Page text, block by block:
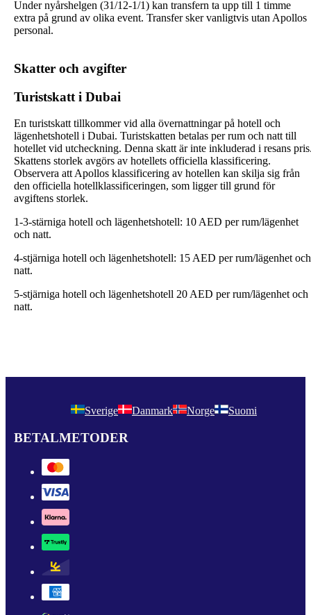
Under nyårshelgen (31/12-1/1) kan transfern ta upp till 1 timme
extra på grund av olika event. Transfer sker vanligtvis utan Apollos
personal.
Skatter och avgifter
Turistskatt i Dubai
En turistskatt tillkommer vid alla övernattningar på hotell och
lägenhetshotell i Dubai. Turistskatten betalas per rum och natt till
hotellet vid utcheckning. Denna skatt är inte inkluderad i resans
Skattens storlek avgörs av hotellets officiella klassificering.
Observera att Apollos klassificering av hotellen kan skilja sig från
den officiella hotellklassificeringen, som ligger till grund för
avgiftens storlek.
1-3-stärniga hotell och lägenhetshotell: 10 AED perrum/lägenhet
och natt.
4-stjärniga hotell och lägenhetshotell: 15 AED perrum/lägenhetoch
natt.
5-stjärniga hotell och lägenhetshotell 20 AED perrum/lägenhetoch
natt.
Sverige Danmark Norge Suomi
BETALMETODER